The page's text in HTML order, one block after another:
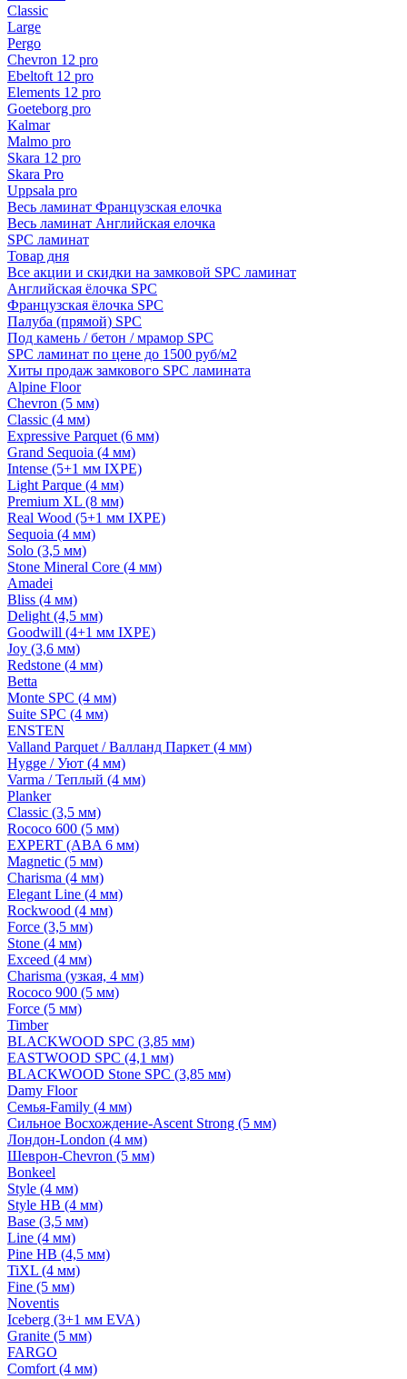
Classic
Large
Pergo
Chevron 12 pro
Ebeltoft 12 pro
Elements 12 pro
Goeteborg pro
Kalmar
Malmo pro
Skara 12 pro
Skara Pro
Uppsala pro
Весь ламинат Французская елочка
Весь ламинат Английская елочка
SPC ламинат
Товар дня
Все акции и скидки на замковой SPC ламинат
Английская ёлочка SPC
Французская ёлочка SPC
Палуба (прямой) SPC
Под камень / бетон / мрамор SPC
SPC ламинат по цене до 1500 руб/м2
Хиты продаж замкового SPC ламината
Alpine Floor
Chevron (5 мм)
Classic (4 мм)
Expressive Parquet (6 мм)
Grand Sequoia (4 мм)
Intense (5+1 мм IXPE)
Light Parque (4 мм)
Premium XL (8 мм)
Real Wood (5+1 мм IXPE)
Sequoia (4 мм)
Solo (3,5 мм)
Stone Mineral Core (4 мм)
Amadei
Bliss (4 мм)
Delight (4,5 мм)
Goodwill (4+1 мм IXPE)
Joy (3,6 мм)
Redstone (4 мм)
Betta
Monte SPC (4 мм)
Suite SPC (4 мм)
ENSTEN
Valland Parquet / Валланд Паркет (4 мм)
Hygge / Уют (4 мм)
Varma / Теплый (4 мм)
Planker
Classic (3,5 мм)
Rococo 600 (5 мм)
EXPERT (ABA 6 мм)
Magnetic (5 мм)
Charisma (4 мм)
Elegant Line (4 мм)
Rockwood (4 мм)
Force (3,5 мм)
Stone (4 мм)
Exceed (4 мм)
Charisma (узкая, 4 мм)
Rococo 900 (5 мм)
Force (5 мм)
Timber
BLACKWOOD SPC (3,85 мм)
EASTWOOD SPC (4,1 мм)
BLACKWOOD Stone SPC (3,85 мм)
Damy Floor
Семья-Family (4 мм)
Сильное Восхождение-Ascent Strong (5 мм)
Лондон-London (4 мм)
Шеврон-Chevron (5 мм)
Bonkeel
Style (4 мм)
Style HB (4 мм)
Base (3,5 мм)
Line (4 мм)
Pine HB (4,5 мм)
TiXL (4 мм)
Fine (5 мм)
Noventis
Iceberg (3+1 мм EVA)
Granite (5 мм)
FARGO
Comfort (4 мм)